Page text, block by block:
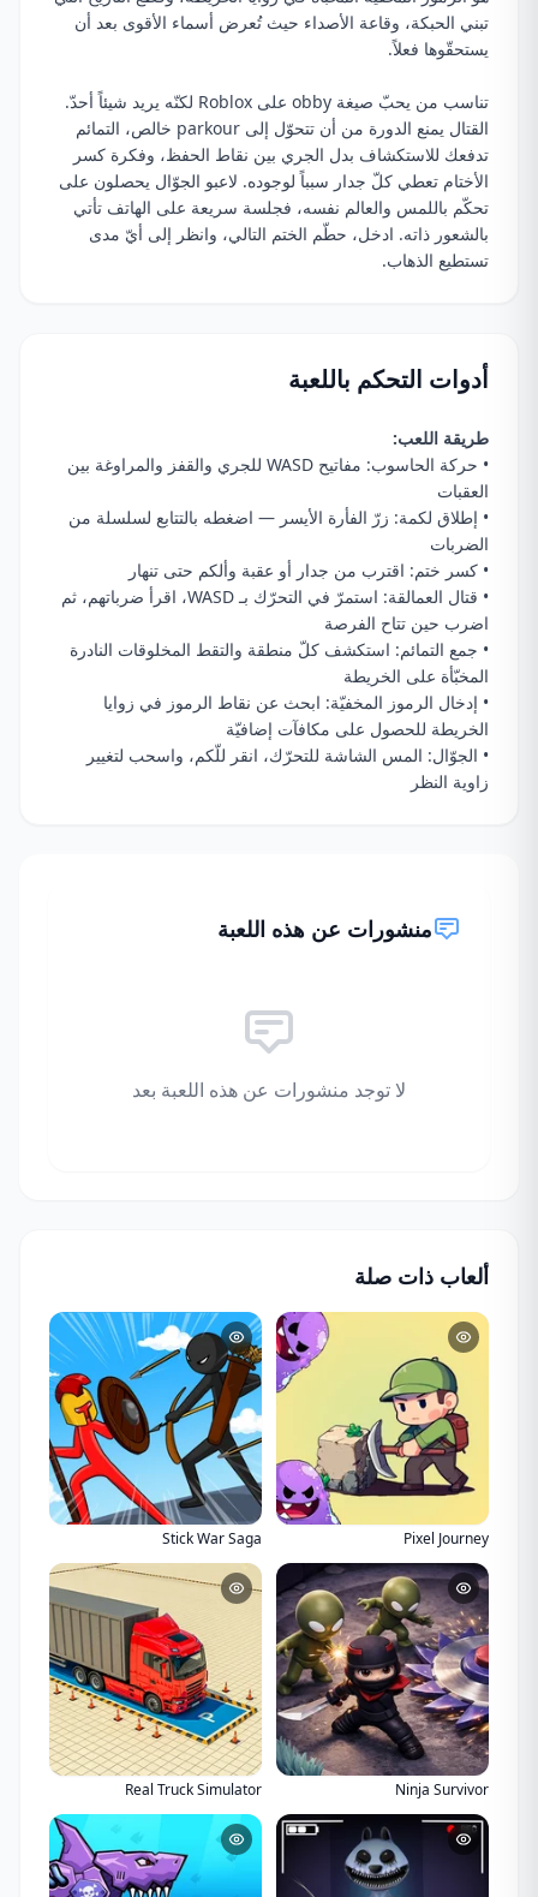
تبني الحبكة، وقاعة الأصداء حيث تُعرض أسماء الأقوى بعد أن
يستحقّوها فعلاً.
تناسب من يحبّ صيغة obby على Roblox لكنّه يريد شيئاً أحدّ.
القتال يمنع الدورة من أن تتحوّل إلى parkour خالص، التمائم
تدفعك للاستكشاف بدل الجري بين نقاط الحفظ، وفكرة كسر
الأختام تعطي كلّ جدار سبباً لوجوده. لاعبو الجوّال يحصلون على
تحكّم باللمس والعالم نفسه، فجلسة سريعة على الهاتف تأتي
بالشعور ذاته. ادخل، حطّم الختم التالي، وانظر إلى أيّ مدى
تستطيع الذهاب.
أدوات التحكم باللعبة
طريقة اللعب:
• حركة الحاسوب: مفاتيح WASD للجري والقفز والمراوغة بين
العقبات
• إطلاق لكمة: زرّ الفأرة الأيسر — اضغطه بالتتابع لسلسلة من
الضربات
• كسر ختم: اقترب من جدار أو عقبة وألكم حتى تنهار
• قتال العمالقة: استمرّ في التحرّك بـ WASD، اقرأ ضرباتهم، ثم
اضرب حين تتاح الفرصة
• جمع التمائم: استكشف كلّ منطقة والتقط المخلوقات النادرة
المخبّأة على الخريطة
• إدخال الرموز المخفيّة: ابحث عن نقاط الرموز في زوايا
الخريطة للحصول على مكافآت إضافيّة
• الجوّال: المس الشاشة للتحرّك، انقر للّكم، واسحب لتغيير
زاوية النظر
منشورات عن هذه اللعبة
لا توجد منشورات عن هذه اللعبة بعد
ألعاب ذات صلة
Pixel Journey
Stick War Saga
Ninja Survivor
Real Truck Simulator